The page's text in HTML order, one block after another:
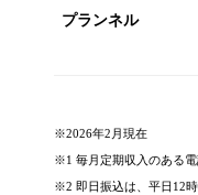
プランネル
※2026年2月現在
※1 毎月定期収入のある電
※2 即日振込は、平日12